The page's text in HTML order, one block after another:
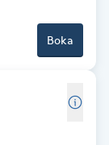
Boka